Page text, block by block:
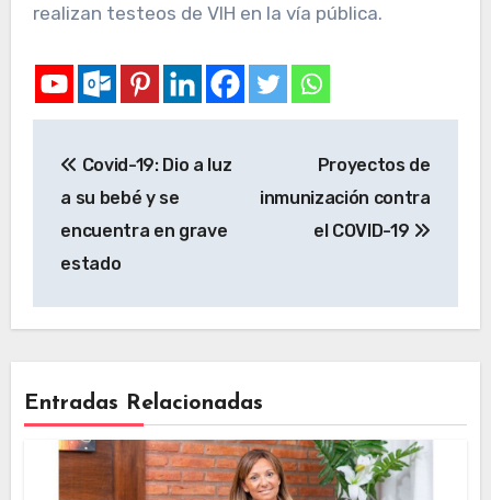
realizan testeos de VIH en la vía pública.
Covid-19: Dio a luz
a su bebé y se
encuentra en grave
estado
Proyectos de
inmunización contra
el COVID-19
Entradas Relacionadas